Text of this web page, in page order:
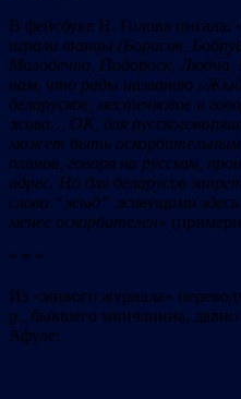
В фейсбуке Н. Голова писала:
играли танцы (Борисов,
Молодечно, Подороск, Любча,
нам, что рады названию
беларуское, местечковое и
жива… ОК, для
может быть
планов, говоря на русском,
адрес. Но для беларусов
слова “жыд” живущими здесь
менее оскорбителен»
* * *
Из «живого журнала»
р., бывшего минчанина,
Афуле: